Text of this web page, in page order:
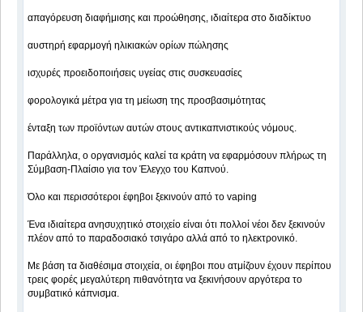
απαγόρευση διαφήμισης και προώθησης, ιδιαίτερα στο διαδίκτυο
αυστηρή εφαρμογή ηλικιακών ορίων πώλησης
ισχυρές προειδοποιήσεις υγείας στις συσκευασίες
φορολογικά μέτρα για τη μείωση της προσβασιμότητας
ένταξη των προϊόντων αυτών στους αντικαπνιστικούς νόμους.
Παράλληλα, ο οργανισμός καλεί τα κράτη να εφαρμόσουν πλήρως τη
Σύμβαση-Πλαίσιο για τον Έλεγχο του Καπνού.
Όλο και περισσότεροι έφηβοι ξεκινούν από το vaping
Ένα ιδιαίτερα ανησυχητικό στοιχείο είναι ότι πολλοί νέοι δεν ξεκινούν
πλέον από το παραδοσιακό τσιγάρο αλλά από το ηλεκτρονικό.
Με βάση τα διαθέσιμα στοιχεία, οι έφηβοι που ατμίζουν έχουν περίπου
τρεις φορές μεγαλύτερη πιθανότητα να ξεκινήσουν αργότερα το
συμβατικό κάπνισμα.